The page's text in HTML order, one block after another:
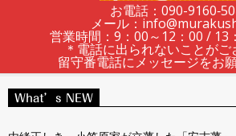
レ
ン
お電話：090-
メール：
営業時間：9：00～12：00 / 13
＊電話に出られないことがご
留守番電話にメッセージをお願
Navigation
What’s NEW